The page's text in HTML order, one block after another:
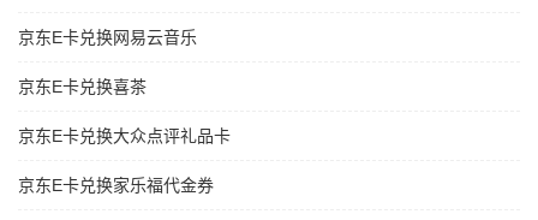
京东E卡兑换网易云音乐
京东E卡兑换喜茶
京东E卡兑换大众点评礼品卡
京东E卡兑换家乐福代金券